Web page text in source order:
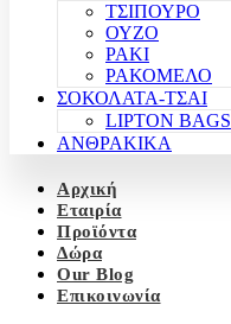
ΤΣΙΠΟΥΡΟ
ΟΥΖΟ
ΡΑΚΙ
ΡΑΚΟΜΕΛΟ
ΣΟΚΟΛΑΤΑ-ΤΣΑΙ
LIPTON BAGS
ΑΝΘΡΑΚΙΚΑ
Αρχική
Εταιρία
Προϊόντα
Δώρα
Our Blog
Επικοινωνία